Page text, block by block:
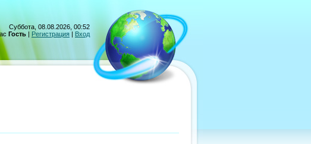
Суббота, 08.08.2026, 00:52
Гость | Регистрация | Вход